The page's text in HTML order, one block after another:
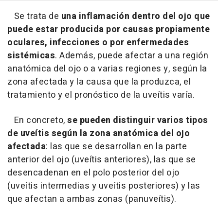
Se trata de una inflamación dentro del ojo que
puede estar producida por causas propiamente
oculares, infecciones o por enfermedades
sistémicas. Además, puede afectar a una región
anatómica del ojo o a varias regiones y, según la
zona afectada y la causa que la produzca, el
tratamiento y el pronóstico de la uveítis varía.
En concreto,se pueden distinguir varios tipos
de uveítis según la zona anatómica del ojo
afectada: las que se desarrollan en la parte
anterior del ojo (uveítis anteriores), las que se
desencadenan en el polo posterior del ojo
(uveítis intermedias y uveítis posteriores) y las
que afectan a ambas zonas (panuveítis).